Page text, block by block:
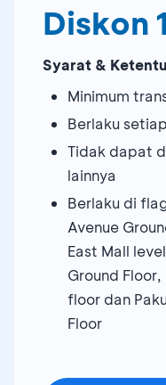
Diskon
Syarat &
Minimum
Berlaku
Tidak dapat
lainnya
Berlaku di
Avenue
East Mall
Ground
floor dan
Floor